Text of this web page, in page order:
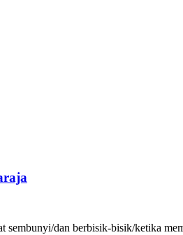
dan berbisik-bisik/ketika